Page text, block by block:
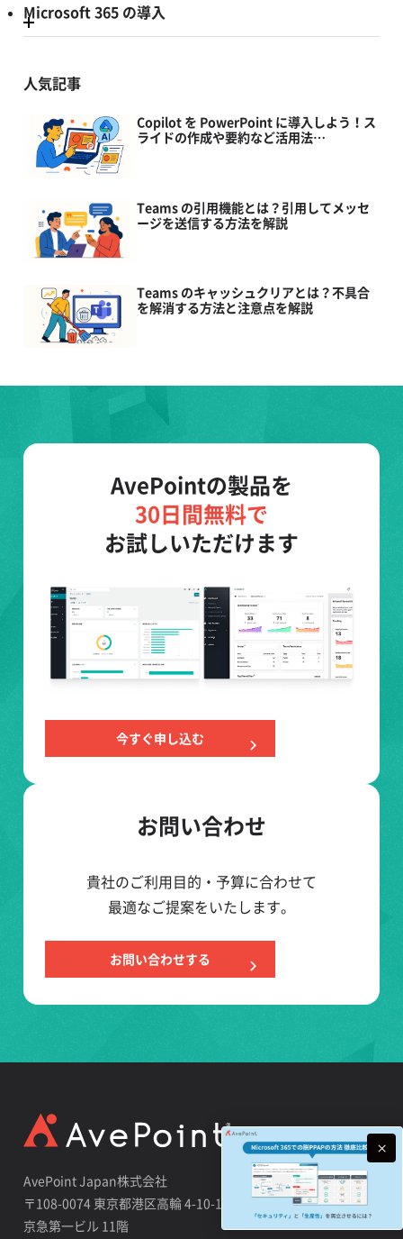
Microsoft 365 の導入
人気記事
Copilot を PowerPoint に導入しよう！ス
ライドの作成や要約など活用法…
Teams の引用機能とは？引用してメッセ
ージを送信する方法を解説
Teams のキャッシュクリアとは？不具合
を解消する方法と注意点を解説
AvePointの製品を
30日間無料で
お試しいただけます
今すぐ申し込む
お問い合わせ
貴社のご利用目的・予算に合わせて
最適なご提案をいたします。
お問い合わせする
AvePoint Japan株式会社
〒108-0074 東京都港区高輪 4-10-18
京急第一ビル 11階